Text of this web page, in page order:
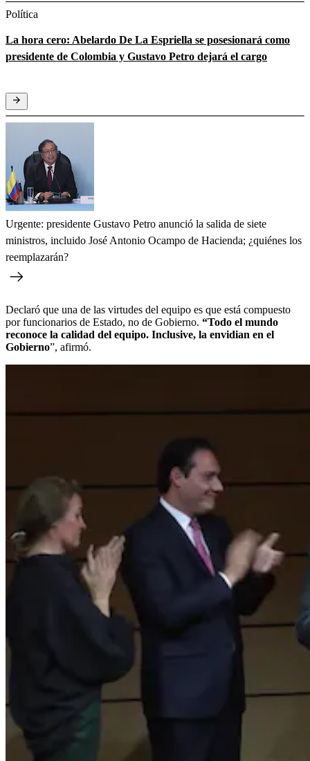
Política
La hora cero: Abelardo De La Espriella se posesionará como
presidente de Colombia y Gustavo Petro dejará el cargo
Urgente: presidente Gustavo Petro anunció la salida de siete
ministros, incluido José Antonio Ocampo de Hacienda; ¿quiénes los
reemplazarán?
Declaró que una de las virtudes del equipo es que está compuesto
por funcionarios de Estado, no de Gobierno. “Todo el mundo
reconoce la calidad del equipo. Inclusive, la envidian en el
Gobierno”, afirmó.